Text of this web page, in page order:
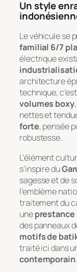
Un style
Le véhicule se
familial 6/7
électrique
architecture
technique,
volumes boxy
nettes et
forte, pensée
robustesse.
L’élément
s’inspire du
sagesse et de
l’emblème
traitement du
uneprestance
des panneaux
motifs de
traité ici dans
contemporain.